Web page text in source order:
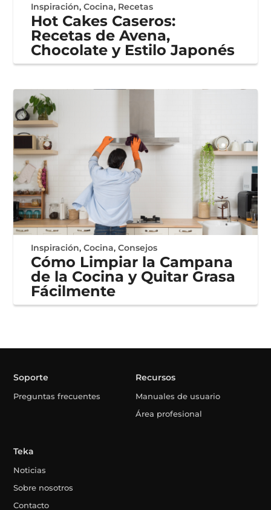
Inspiración,Cocina, Recetas
Hot Cakes Caseros:
Recetas de Avena,
Chocolate y Estilo Japonés
Inspiración,Cocina,Consejos
Cómo Limpiar la Campana
de la Cocina y Quitar Grasa
Fácilmente
Soporte
Preguntas frecuentes
Recursos
Manuales de usuario
Área profesional
Teka
Noticias
Sobre nosotros
Contacto